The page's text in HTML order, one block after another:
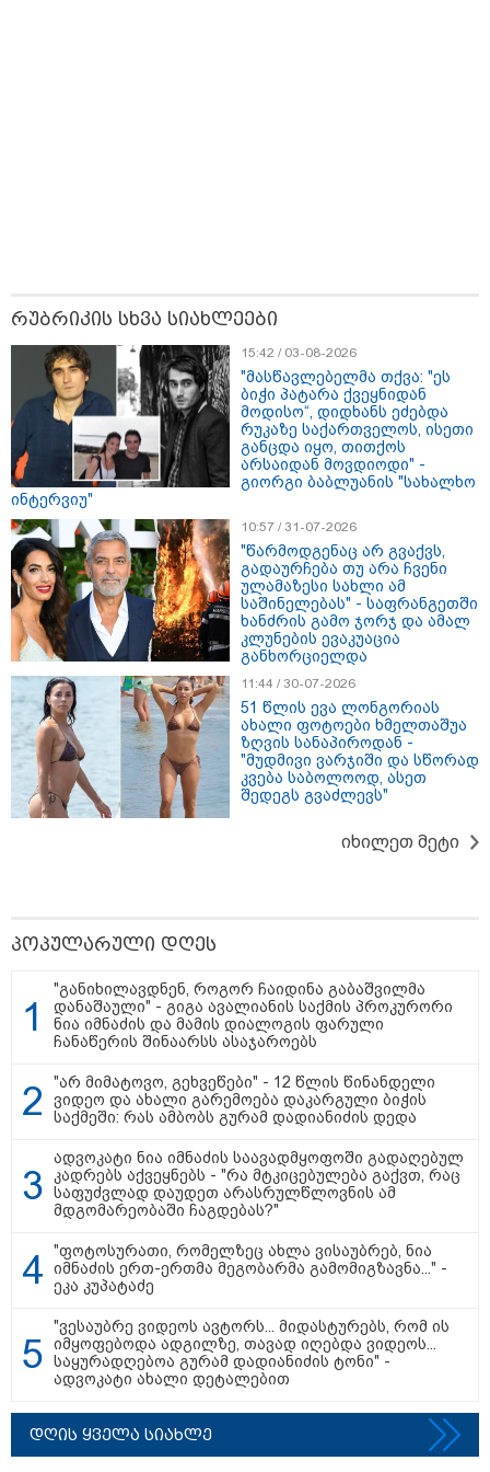
"ზურგს უკან ლაჩრულად მომეპარნენ და თავს
დამესხნენ - ასფალტზე თავი მრავალჯერ
დამარტყმევინეს, მირტყეს მუშტები" - რას ჰყვება
კურიერი, რომელსაც არასრულწლოვანები სასტიკად
გაუსწორდნენ?
17:13 / 08-08-2026
"დასავლეთმა საქართველო ჩვენ წინააღმდეგ
გეოპოლიტიკური ბრძოლის უგუნურ იარაღად
აშშ-მა საქართველოში
დაფუძნებული კრიპტოკომპანია
16:41 / 08-08-2026
"კაპროვანში ზღვამ კიდევ ერთი
ჭურვი გამორიყა, ადგილზე
სამაშველო" - რას წერს და რა
კადრებს აქვეყნებს თათია
ნიკოლაშვილი?
"რუსეთმა განახორციელა
საქართველოს ტერიტორიების
ღალატი ვერანაირად ვერ
გადაფარავს ამ დანაშაულს" -
ირაკლი კობახიძე
"ძალიან ბევრ ინფორმაციას
ვიღებთ ხალხისგან" - რას წერს
ადვოკატი ტარიელ კაკაბაძე
რუბრიკის სხვა სიახლეები
15:42 / 03-08-2026
"მასწავლებელმა თქვა: "ეს
ბიჭი პატარა ქვეყნიდან
მოდისო“, დიდხანს ეძებდა
რუკაზე საქართველოს, ისეთი
განცდა იყო, თითქოს
არსაიდან მოვდიოდი" -
გიორგი ბაბლუანის "სახალხო
ინტერვიუ"
10:57 / 31-07-2026
"წარმოდგენაც არ გვაქვს,
გადაურჩება თუ არა ჩვენი
ულამაზესი სახლი ამ
საშინელებას" - საფრანგეთში
ხანძრის გამო ჯორჯ და ამალ
კლუნების ევაკუაცია
განხორციელდა
11:44 / 30-07-2026
51 წლის ევა ლონგორიას
ახალი ფოტოები ხმელთაშუა
ზღვის სანაპიროდან -
"მუდმივი ვარჯიში და სწორად
კვება საბოლოოდ, ასეთ
შედეგს გვაძლევს"
იხილეთ მეტი
პოპულარული დღეს
"განიხილავდნენ, როგორ ჩაიდინა გაბაშვილმა
დანაშაული" - გიგა ავალიანის საქმის პროკურორი
ნია იმნაძის და მამის დიალოგის ფარული
ჩანაწერის შინაარსს ასაჯაროებს
"არ მიმატოვო, გეხვეწები" - 12 წლის წინანდელი
ვიდეო და ახალი გარემოება დაკარგული ბიჭის
საქმეში: რას ამბობს გურამ დადიანიძის დედა
ადვოკატი ნია იმნაძის საავადმყოფოში გადაღებულ
კადრებს აქვეყნებს - "რა მტკიცებულება გაქვთ, რაც
საფუძვლად დაუდეთ არასრულწლოვნის ამ
მდგომარეობაში ჩაგდებას?"
"ფოტოსურათი, რომელზეც ახლა ვისაუბრებ, ნია
იმნაძის ერთ-ერთმა მეგობარმა გამომიგზავნა..." -
ეკა კუპატაძე
"ვესაუბრე ვიდეოს ავტორს... მიდასტურებს, რომ ის
იმყოფებოდა ადგილზე, თავად იღებდა ვიდეოს...
საყურადღებოა გურამ დადიანიძის ტონი" -
ადვოკატი ახალი დეტალებით
დღის ყველა სიახლე